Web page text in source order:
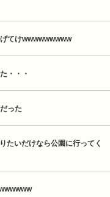
てけwwwwwwwww
・・・
った
たいだけなら公園に行ってく